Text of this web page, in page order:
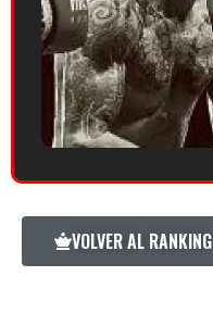
VOLVER AL RANKING